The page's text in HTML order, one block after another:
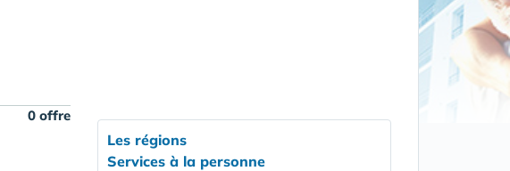
0 offre
Les régions
Services à la personne